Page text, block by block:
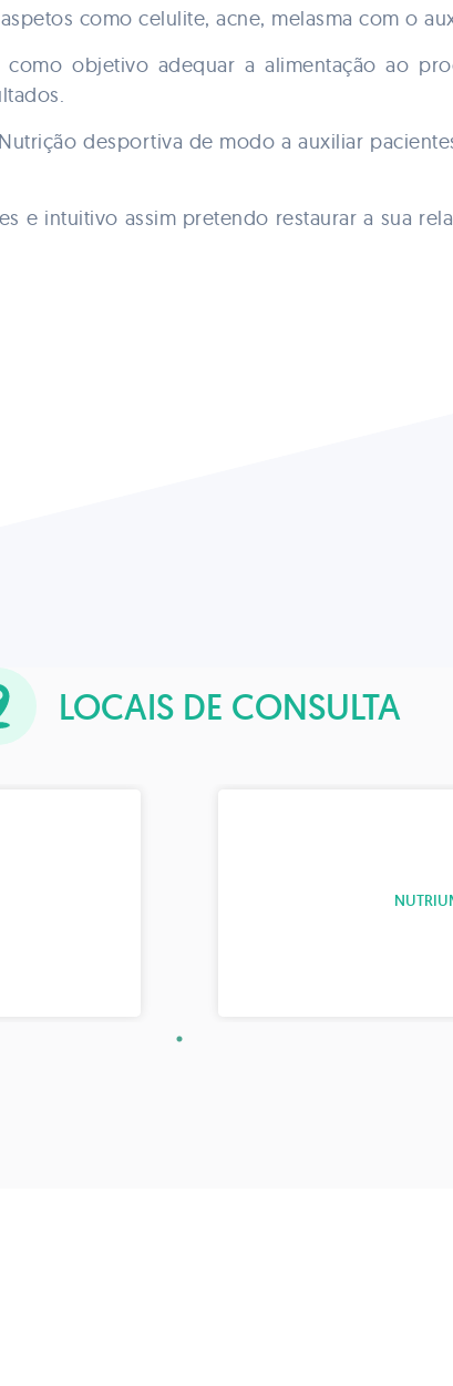
como celulite, acne, melasma com o
como objetivo adequar a alimentação ao
desportiva de modo a auxiliar
e intuitivo assim pretendo restaurar a sua
LOCAIS DE CONSULTA